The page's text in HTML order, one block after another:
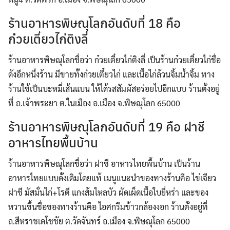
ร้านอาหารพิษณุโลกอันดับที่ 18 คือ
ก๋วยเตี๋ยวไก่ติงลี่
ร้านอาหารพิษณุโลกชื่อว่า ก๋วยเตี๋ยวไก่ติงลี่ เป็นร้านก๋วยเตี๋ยวไก่ชื่อ
ดังอีกหนึ่งร้าน มีขายทั้งก๋วยเตี๋ยวไก่ และเนื้อไก่ล้วนจิ้มนํ้าจิ้ม ทาง
ร้านใช้เป็นบะหมี่เส้นแบน ให้ได้รสสัมผัสอร่อยไปอีกแบบ ร้านตั้งอยู่
ที่ ถ.เจ้าพระยา ต.ในเมือง อ.เมือง จ.พิษณุโลก 65000
ร้านอาหารพิษณุโลกอันดับที่ 19 คือ ฝาชี
อาหารไทยพื้นบ้าน
ร้านอาหารพิษณุโลกชื่อว่า ฝาชี อาหารไทยพื้นบ้าน เป็นร้าน
อาหารไทยแบบดั้งเดิมโดยแท้ เมนูแนะนำของทางร้านคือ ไข่เจียว
ฝาชี มัสมั่นไก่+โรตี แกงส้มไหลบัว ผัดเผ็ดเนื้อใบยี่หร่า และของ
หวานขึ้นชื่อของทางร้านคือ ไอศกรีมข้าวกล้องงอก ร้านตั้งอยู่ที่
ถ.สีหราชเดโชชัย ต.วัดจันทร์ อ.เมือง จ.พิษณุโลก 65000